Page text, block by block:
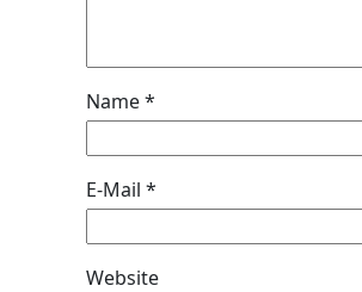
Name*
E-Mail *
Website